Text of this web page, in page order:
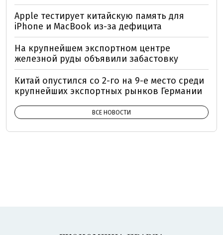
Apple тестирует китайскую память для
iPhone и MacBook из-за дефицита
На крупнейшем экспортном центре
железной руды объявили забастовку
Китай опустился со 2-го на 9-е место среди
крупнейших экспортных рынков Германии
ВСЕ НОВОСТИ